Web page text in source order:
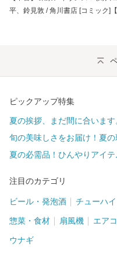
平、鈴見敦 / 角川書店 [コミック]
ピックアップ特集
夏の挨拶、まだ間に合います
旬の美味しさをお届け！夏
夏の必需品！ひんやりアイテ
注目のカテゴリ
ビール・発泡酒 チューハイ
惣菜・食材 扇風機 エア
ウナギ